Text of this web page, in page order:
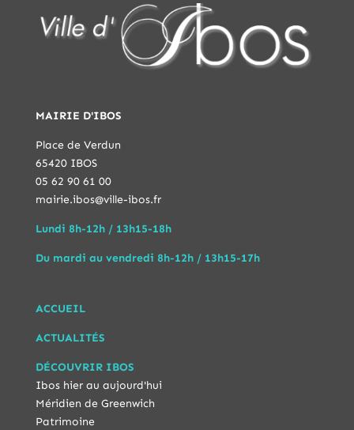
MAIRIE D'IBOS
Place de Verdun
65420 IBOS
05 62 90 61 00
mairie.ibos@ville-ibos.fr
Lundi 8h-12h / 13h15-18h
Du mardi au vendredi 8h-12h / 13h15-17h
ACCUEIL
ACTUALITÉS
DÉCOUVRIR IBOS
Ibos hier au aujourd'hui
Méridien de Greenwich
Patrimoine